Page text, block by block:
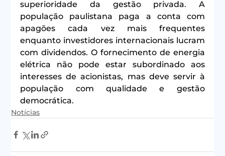
superioridade da gestão privada. A
população paulistana paga a conta com
apagões cada vez mais frequentes
enquanto investidores internacionais lucram
com dividendos. O fornecimento de energia
elétrica não pode estar subordinado aos
interesses de acionistas, mas deve servir à
população com qualidade e gestão
democrática.
Notícias